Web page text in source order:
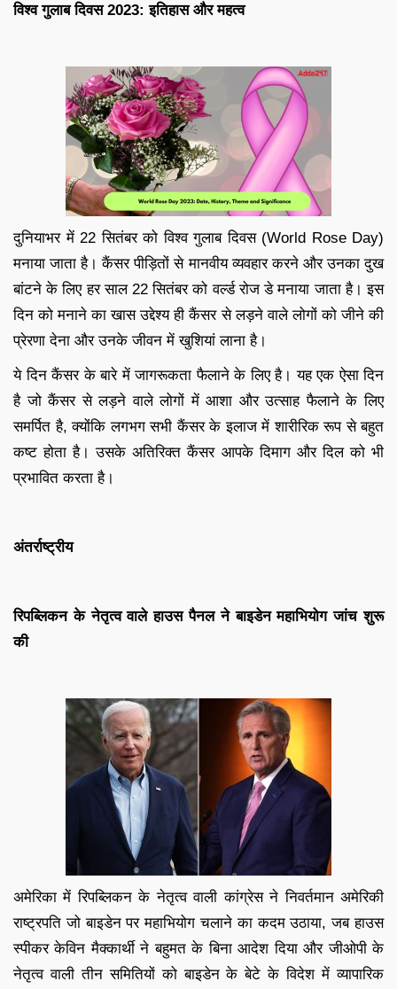
विश्व गुलाब दिवस 2023: इतिहास और महत्व
दुनियाभर में 22 सितंबर को विश्व गुलाब दिवस (World Rose Day)
मनाया जाता है। कैंसर पीड़ितों से मानवीय व्यवहार करने और उनका दुख
बांटने के लिए हर साल 22 सितंबर को वर्ल्ड रोज डे मनाया जाता है। इस
दिन को मनाने का खास उद्देश्य ही कैंसर से लड़ने वाले लोगों को जीने की
प्रेरणा देना और उनके जीवन में खुशियां लाना है।
ये दिन कैंसर के बारे में जागरूकता फैलाने के लिए है। यह एक ऐसा दिन
है जो कैंसर से लड़ने वाले लोगों में आशा और उत्साह फैलाने के लिए
समर्पित है, क्योंकि लगभग सभी कैंसर के इलाज में शारीरिक रूप से बहुत
कष्ट होता है। उसके अतिरिक्त कैंसर आपके दिमाग और दिल को भी
प्रभावित करता है।
अंतर्राष्ट्रीय
रिपब्लिकन के नेतृत्व वाले हाउस पैनल ने बाइडेन महाभियोग जांच शुरू
की
अमेरिका में रिपब्लिकन के नेतृत्व वाली कांग्रेस ने निवर्तमान अमेरिकी
राष्ट्रपति जो बाइडेन पर महाभियोग चलाने का कदम उठाया, जब हाउस
स्पीकर केविन मैक्कार्थी ने बहुमत के बिना आदेश दिया और जीओपी के
नेतृत्व वाली तीन समितियों को बाइडेन के बेटे के विदेश में व्यापारिक